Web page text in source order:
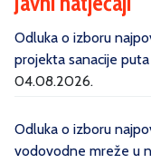
Odluka o izboru
projekta sanacije
04.08.2026.
Odluka o izboru
vodovodne mreže u